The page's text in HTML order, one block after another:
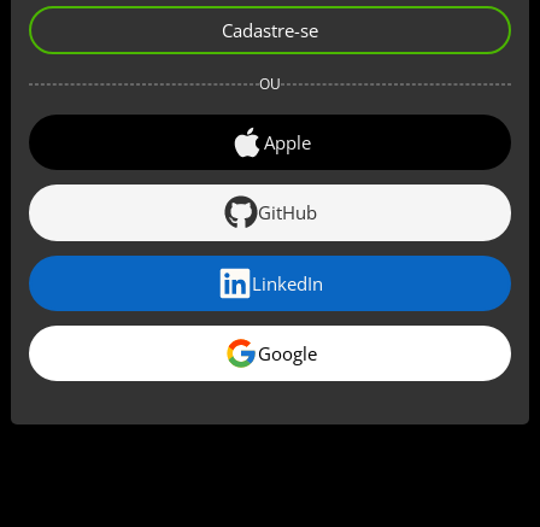
Cadastre-se
OU
Apple
GitHub
LinkedIn
Google